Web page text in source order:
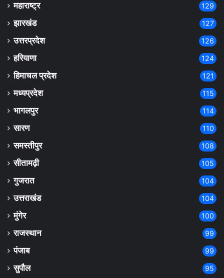
महाराष्ट्र 129
झारखंड 127
उत्तरप्रदेश 126
हरियाणा 124
हिमाचल प्रदेश 121
मध्यप्रदेश 115
भागलपुर 114
सारण 110
समस्तीपुर 108
सीतामढ़ी 105
गुजरात 104
उत्तराखंड 104
मुंगेर 100
राजस्थान 99
पंजाब 99
सुपौल 95